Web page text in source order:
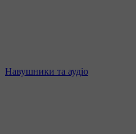
Навушники та аудіо